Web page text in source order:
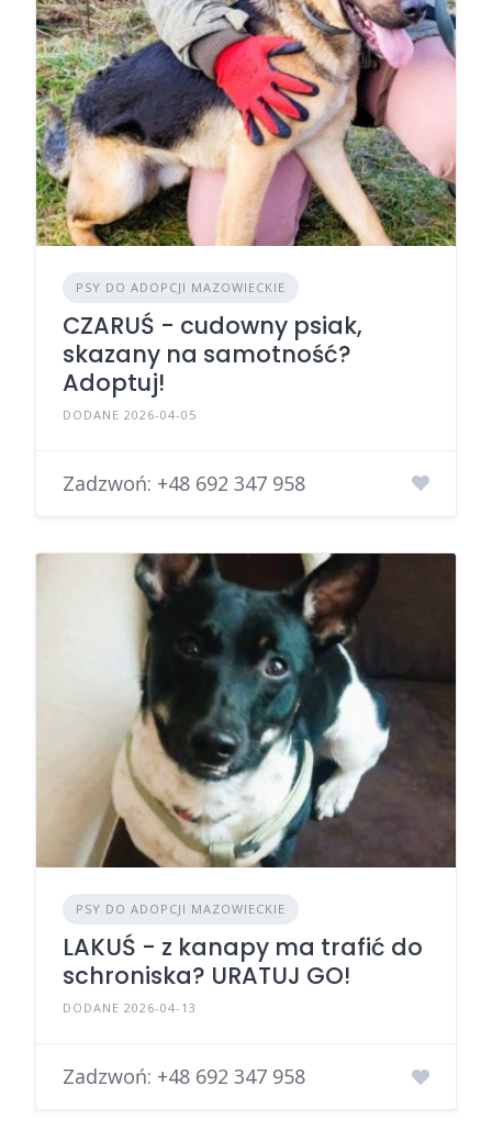
PSY DO ADOPCJI MAZOWIECKIE
CZARUŚ - cudowny psiak,
skazany na samotność?
Adoptuj!
DODANE 2026-04-05
Zadzwoń: +48 692 347 958
PSY DO ADOPCJI MAZOWIECKIE
LAKUŚ - z kanapy ma trafić do
schroniska? URATUJ GO!
DODANE 2026-04-13
Zadzwoń: +48 692 347 958